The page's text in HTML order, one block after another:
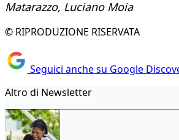
Matarazzo, Luciano Moia
© RIPRODUZIONE RISERVATA
Seguici anche su Google
Altro di Newsletter